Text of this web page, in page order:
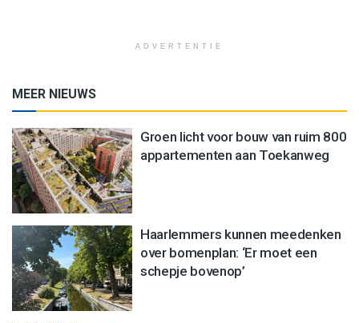
ADVERTENTIE
MEER NIEUWS
Groen licht voor bouw van ruim 800
appartementen aan Toekanweg
Haarlemmers kunnen meedenken
over bomenplan: ‘Er moet een
schepje bovenop’